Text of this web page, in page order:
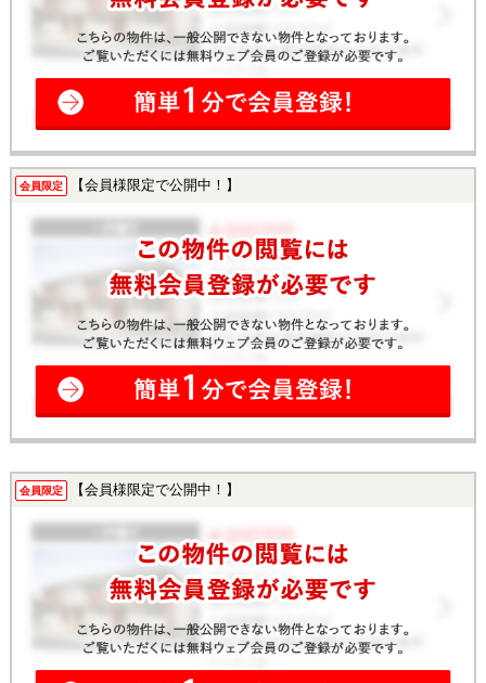
会員限定 【会員様限定で公開中！】
会員限定 【会員様限定で公開中！】